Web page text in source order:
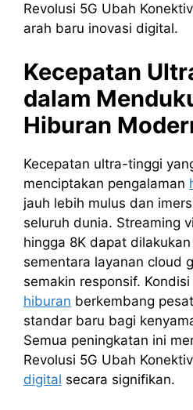
Revolusi 5G Ubah
arah baru inovasi digital.
Kecepatan
dalam
Hiburan
Kecepatan ultra-tinggi
menciptakan pengalaman
jauh lebih mulus dan
seluruh dunia. Streaming
hingga 8K dapat
sementara layanan cloud
semakin responsif.
hiburan berkembang
standar baru bagi
Semua peningkatan ini
Revolusi 5G Ubah
digital secara signifikan.